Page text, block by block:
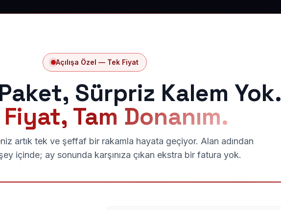
Açılışa Özel — Tek Fiyat
Sürpriz Kalem Yok.
Tam Donanım.
artık tek ve şeffaf bir rakamla hayata geçiyor. Alan adından
içinde; ay sonunda karşınıza çıkan ekstra bir fatura yok.